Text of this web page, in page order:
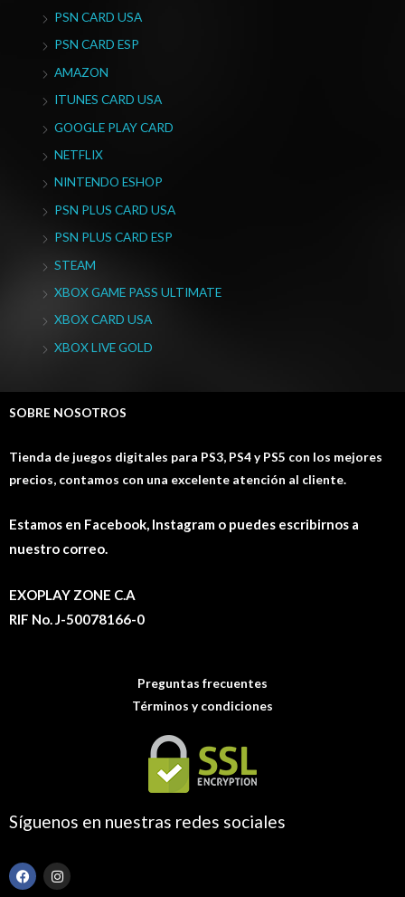
PSN CARD USA
PSN CARD ESP
AMAZON
ITUNES CARD USA
GOOGLE PLAY CARD
NETFLIX
NINTENDO ESHOP
PSN PLUS CARD USA
PSN PLUS CARD ESP
STEAM
XBOX GAME PASS ULTIMATE
XBOX CARD USA
XBOX LIVE GOLD
SOBRE NOSOTROS
Tienda de juegos digitales para PS3, PS4 y PS5 con los mejores
precios, contamos con una excelente atención al cliente.
Estamos en Facebook, Instagram o puedes escribirnos a
nuestro correo.
EXOPLAY ZONE C.A
RIF No. J-50078166-0
Preguntas frecuentes
Términos y condiciones
Síguenos en nuestras redes sociales
F
a
I
n